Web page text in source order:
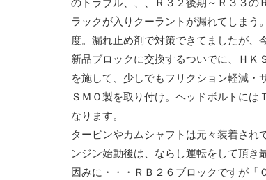
のトラブル、、、Ｒ３２後期～Ｒ３３の
ラックが入りクーラントが漏れてしまう
度。漏れ止め剤で対策できてましたが、
新品ブロックに交換するついでに、ＨＫ
を施して、少しでもフリクション軽減・
ＳＭＯ製を取り付け。ヘッドボルトに
なります。
タービンやカムシャフトは元々装着さ
ンジン始動後は、ならし運転をして頂き
因みに・・・ＲＢ２６ブロックですが「